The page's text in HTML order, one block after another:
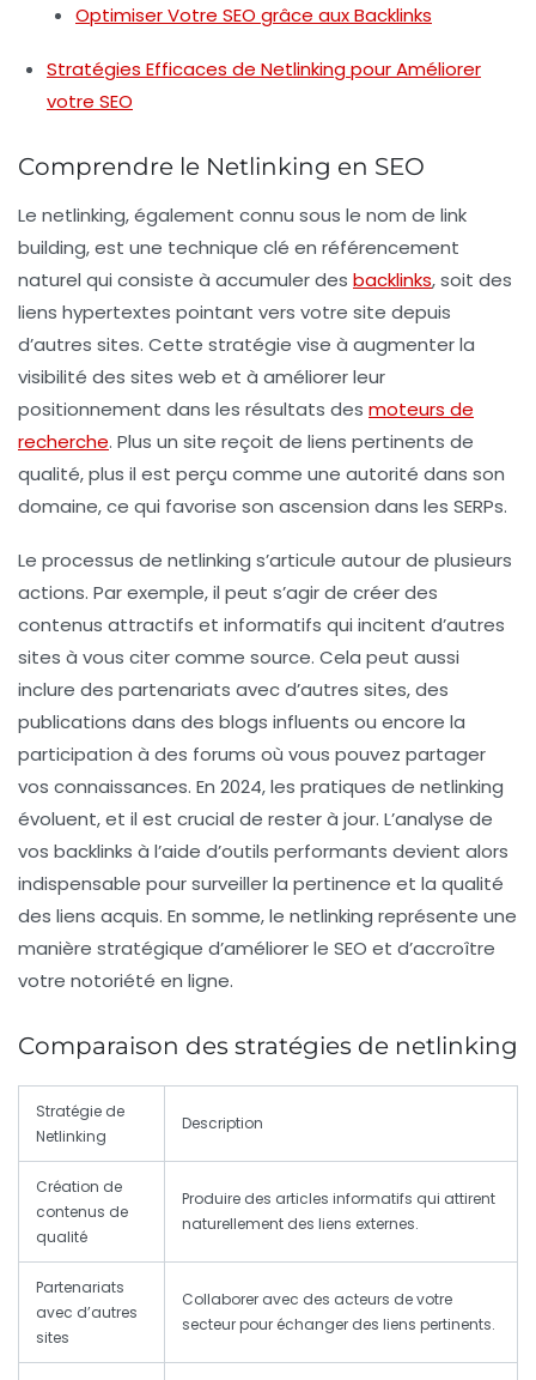
Optimiser Votre SEO grâce aux Backlinks
Stratégies Efficaces de Netlinking pour Améliorer
votre SEO
Comprendre le Netlinking en SEO
Le netlinking, également connu sous le nom de link
building, est une technique clé en référencement
naturel qui consiste à accumuler des backlinks, soit des
liens hypertextes pointant vers votre site depuis
d’autres sites. Cette stratégie vise à augmenter la
visibilité des sites web et à améliorer leur
positionnement dans les résultats des moteurs de
recherche. Plus un site reçoit de liens pertinents de
qualité, plus il est perçu comme une autorité dans son
domaine, ce qui favorise son ascension dans les SERPs.
Le processus de netlinking s’articule autour de plusieurs
actions. Par exemple, il peut s’agir de créer des
contenus attractifs et informatifs qui incitent d’autres
sites à vous citer comme source. Cela peut aussi
inclure des partenariats avec d’autres sites, des
publications dans des blogs influents ou encore la
participation à des forums où vous pouvez partager
vos connaissances. En 2024, les pratiques de netlinking
évoluent, et il est crucial de rester à jour. L’analyse de
vos backlinks à l’aide d’outils performants devient alors
indispensable pour surveiller la pertinence et la qualité
des liens acquis. En somme, le netlinking représente une
manière stratégique d’améliorer le SEO et d’accroître
votre notoriété en ligne.
Comparaison des stratégies de netlinking
Stratégie de
Netlinking
Description
Création de
contenus de
qualité
Produire des articles informatifs qui attirent
naturellement des liens externes.
Partenariats
avec d’autres
sites
Collaborer avec des acteurs de votre
secteur pour échanger des liens pertinents.